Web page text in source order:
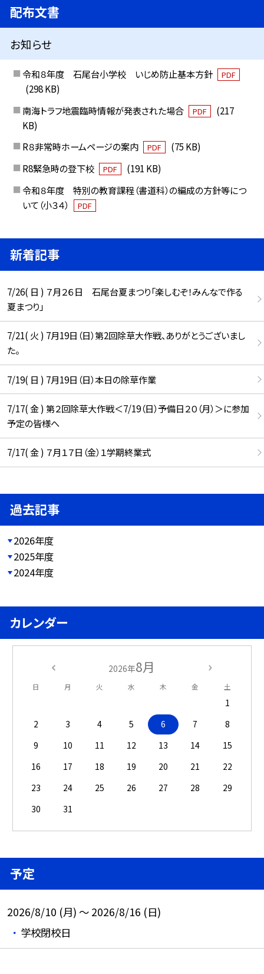
配布文書
お知らせ
令和８年度 石尾台小学校 いじめ防止基本方針 PDF
(298 KB)
南海トラフ地震臨時情報が発表された場合
PDF
(217
KB)
R８非常時ホームページの案内
PDF
(75 KB)
R8緊急時の登下校
PDF
(191 KB)
令和８年度 特別の教育課程（書道科）の編成の方針等につ
いて（小３４）
PDF
新着記事
7/26( 日 ) ７月２６日 石尾台夏まつり「楽しむぞ！みんなで作る
夏まつり」
7/21( 火 ) 7月19日（日）第2回除草大作戦、ありがとうございまし
た。
7/19( 日 ) 7月19日（日）本日の除草作業
7/17( 金 ) 第２回除草大作戦＜7/19（日）予備日２０（月）＞に参加
予定の皆様へ
7/17( 金 ) ７月１７日（金）１学期終業式
過去記事
2026年度
2025年度
2024年度
カレンダー
2026年8月
日 月 火 水 木 金 土
1
2
3 4 5 6 7
8
9
10 11 12 13 14
15
16
17 18 19 20 21
22
23
24 25 26 27 28
29
30
31
予定
2026/8/10 (月) ～ 2026/8/16 (日)
学校閉校日